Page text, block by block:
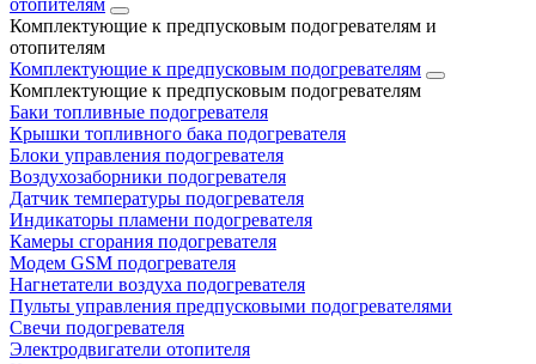
отопителям
Комплектующие к предпусковым подогревателям и
отопителям
Комплектующие к предпусковым подогревателям
Комплектующие к предпусковым подогревателям
Баки топливные подогревателя
Крышки топливного бака подогревателя
Блоки управления подогревателя
Воздухозаборники подогревателя
Датчик температуры подогревателя
Индикаторы пламени подогревателя
Камеры сгорания подогревателя
Модем GSM подогревателя
Нагнетатели воздуха подогревателя
Пульты управления предпусковыми подогревателями
Свечи подогревателя
Электродвигатели отопителя